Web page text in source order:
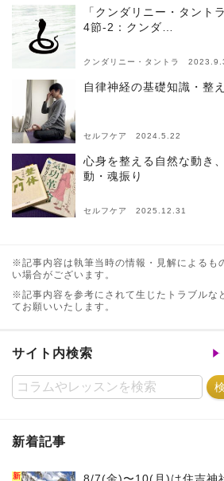
「クンダリニー・タント
4節-2：クンダ…
クンダリニー・タントラ
自律神経の基礎知識・整
セルフケア 2024.5.22
心身を整える自然な動き
動・魂振り
セルフケア 2025.12.31
※記事内容は執筆当時の情報・見解によるも
い場合がございます。
※記事内容を参考にされて生じたトラブルな
てお願いいたします。
サイト内検索
新着記事
新